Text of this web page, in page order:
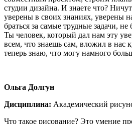
студии дизайна. И знаете что?
уверены в своих знаниях, уверены
браться за самые трудные задачи,
Ты человек, который дал нам эту
всем, что знаешь сам, вложил в нас
теперь знаю, что могу намного
Ольга Долгун
Дисциплина: Академический
Что такое рисование? Это умение